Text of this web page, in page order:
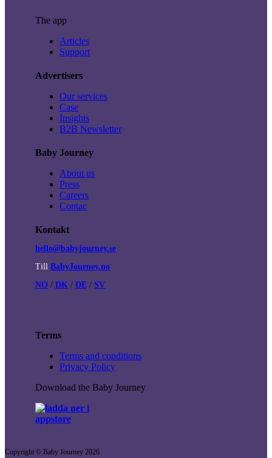
The app
Articles
Support
Advertisers
Our services
Case
Insights
B2B Newsletter
Baby Journey
About us
Press
Careers
Contac
Kontakt
hello@babyjourney.se
Till BabyJourney.no
NO / DK / DE / SV
Terms
Terms and conditions
Privacy Policy
Download the Baby Journey
Copyright © Baby Journey 2026